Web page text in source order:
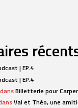
| EP.4
| EP.4
dansBilletterie pour
Val et Théo, une